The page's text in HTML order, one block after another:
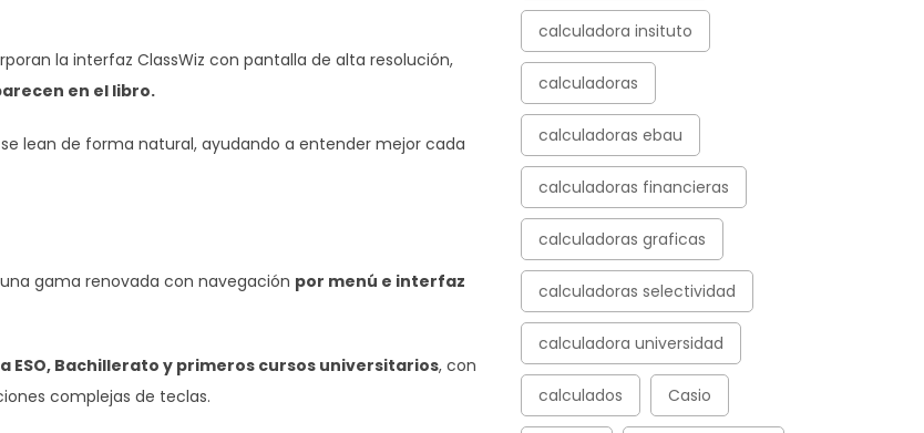
la interfaz ClassWiz con pantalla de alta resolución,
en el libro.
lean de forma natural, ayudando a entender mejor cada
gama renovada con navegación por menú e interfaz
Bachillerato y primeros cursos universitarios, con
complejas de teclas.
calculadora insituto
calculadoras
calculadoras ebau
calculadoras financieras
calculadoras graficas
calculadoras selectividad
calculadora universidad
calculados Casio